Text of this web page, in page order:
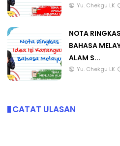
Yu. Chekgu LK
NOTA
BAHASA
ALAM S...
Yu. Chekgu LK
CATAT ULASAN